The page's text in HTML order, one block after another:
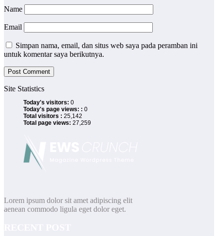
Name
Email
Simpan nama, email, dan situs web saya pada peramban ini
untuk komentar saya berikutnya.
Site Statistics
Today's visitors: 0
Today's page views: : 0
Total visitors : 25,142
Total page views: 27,259
Lorem ipsum dolor sit amet adipiscing elit
aenean commodo ligula eget dolor eget.